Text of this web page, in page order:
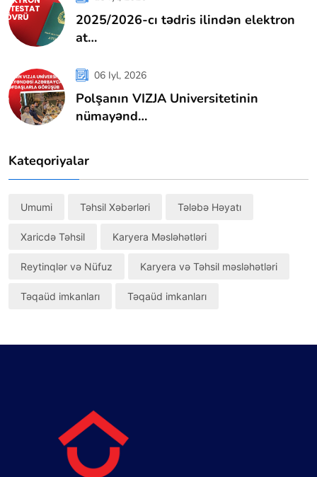
2025/2026-cı tədris ilindən elektron
at…
06 Iyl, 2026
Polşanın VIZJA Universitetinin
nümayənd…
Kateqoriyalar
Umumi Təhsil Xəbərləri Tələbə Həyatı
Xaricdə Təhsil Karyera Məsləhətləri
Reytinqlər və Nüfuz Karyera və Təhsil məsləhətləri
Təqaüd imkanları Təqaüd imkanları